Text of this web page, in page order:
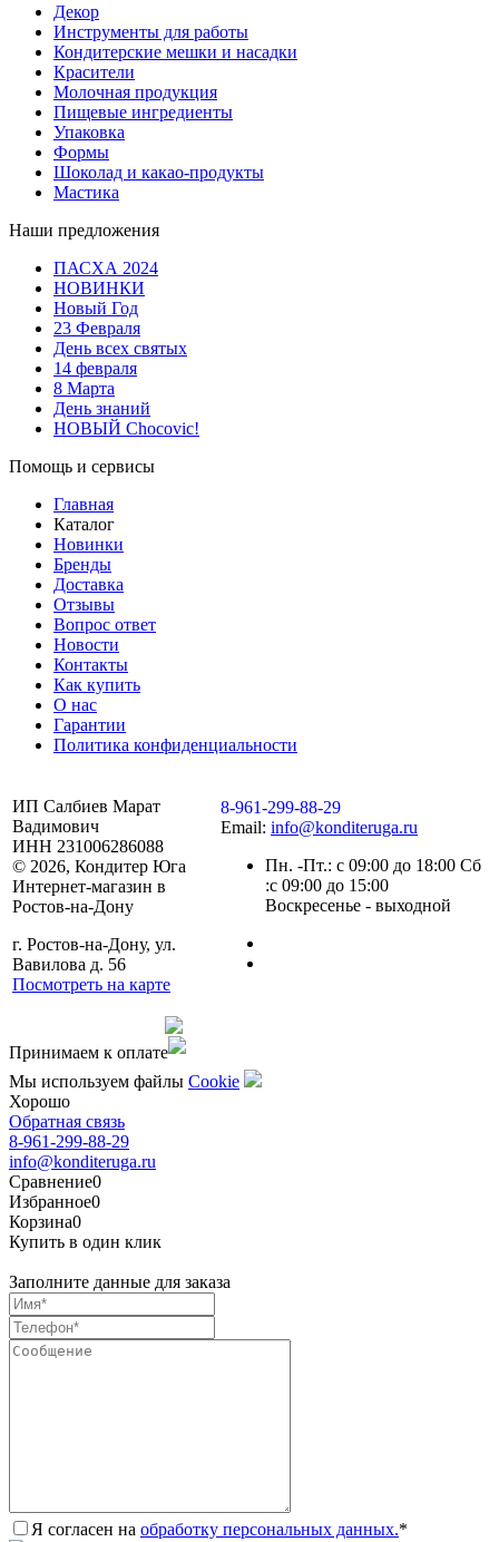
Декор
Инструменты для работы
Кондитерские мешки и насадки
Красители
Молочная продукция
Пищевые ингредиенты
Упаковка
Формы
Шоколад и какао-продукты
Мастика
Наши предложения
ПАСХА 2024
НОВИНКИ
Новый Год
23 Февраля
День всех святых
14 февраля
8 Марта
День знаний
НОВЫЙ Chocovic!
Помощь и сервисы
Главная
Каталог
Новинки
Бренды
Доставка
Отзывы
Вопрос ответ
Новости
Контакты
Как купить
О нас
Гарантии
Политика конфиденциальности
ИП Салбиев Марат
Вадимович
ИНН 231006286088
© 2026, Кондитер Юга
Интернет-магазин в
Ростов-на-Дону
г. Ростов-на-Дону, ул.
Вавилова д. 56
Посмотреть на карте
8-961-299-88-29
Email: info@konditeruga.ru
Пн. -Пт.: с 09:00 до 18:00 Сб
:с 09:00 до 15:00
Воскресенье - выходной
Принимаем к оплате
Мы используем файлы Сookie
Хорошо
Обратная связь
8-961-299-88-29
info@konditeruga.ru
Сравнение0
Избранное0
Корзина0
Купить в один клик
Заполните данные для заказа
Я согласен на обработку персональных данных.*